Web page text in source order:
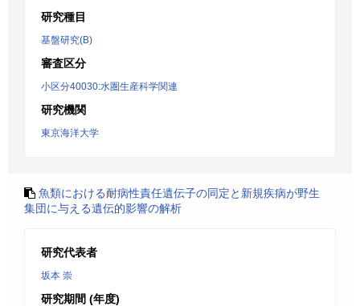
研究種目
基盤研究(B)
審査区分
小区分40030:水圏生産科学関連
研究機関
東京海洋大学
魚類における耐病性責任遺伝子の同定と新規疾病が野生
集団に与える遺伝的影響の解析
研究代表者
坂本 崇
研究期間 (年度)